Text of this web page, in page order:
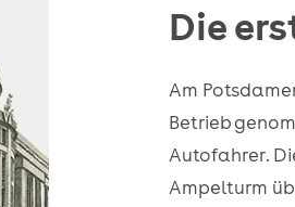
Die
Am
Betrieb
Autofahrer.
Ampelturm